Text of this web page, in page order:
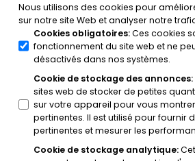
Nous utilisons des cookies pour
sur notre site Web et analyser notre
Cookies obligatoires:Ces cookies
fonctionnement du site web et ne
désactivés dans nos systèmes.
Cookie de stockage des annonces:
sites web de stocker de petites
sur votre appareil pour vous
pertinentes. Il est utilisé pour fournir
pertinentes et mesurer les
Cookie de stockage analytique: